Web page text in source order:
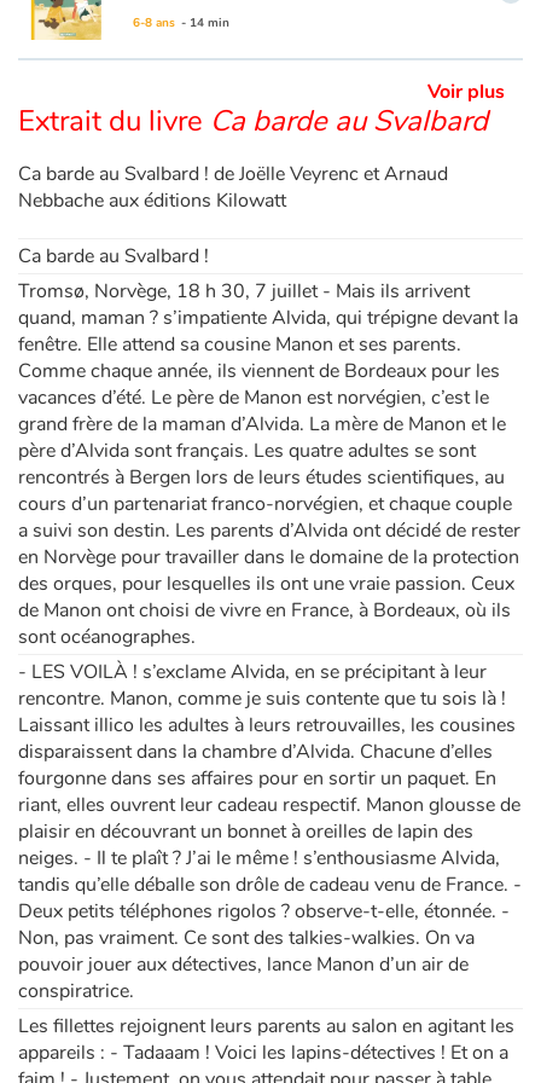
Apprendre les langues
Dyslexie, troubles de la lecture
Nos listes de lecture
Coups de coeur
6-8 ans - 14 min
Voir plus
Extrait du livre Ca barde au Svalbard
Ca barde au Svalbard ! de Joëlle Veyrenc et Arnaud
Nebbache aux éditions Kilowatt
Ca barde au Svalbard !
Tromsø, Norvège, 18 h 30, 7 juillet - Mais ils arrivent
quand, maman ? s’impatiente Alvida, qui trépigne devant la
fenêtre. Elle attend sa cousine Manon et ses parents.
Comme chaque année, ils viennent de Bordeaux pour les
vacances d’été. Le père de Manon est norvégien, c’est le
grand frère de la maman d’Alvida. La mère de Manon et le
père d’Alvida sont français. Les quatre adultes se sont
rencontrés à Bergen lors de leurs études scientifiques, au
cours d’un partenariat franco-norvégien, et chaque couple
a suivi son destin. Les parents d’Alvida ont décidé de rester
en Norvège pour travailler dans le domaine de la protection
des orques, pour lesquelles ils ont une vraie passion. Ceux
de Manon ont choisi de vivre en France, à Bordeaux, où ils
sont océanographes.
- LES VOILÀ ! s’exclame Alvida, en se précipitant à leur
rencontre. Manon, comme je suis contente que tu sois là !
Laissant illico les adultes à leurs retrouvailles, les cousines
disparaissent dans la chambre d’Alvida. Chacune d’elles
fourgonne dans ses affaires pour en sortir un paquet. En
riant, elles ouvrent leur cadeau respectif. Manon glousse de
plaisir en découvrant un bonnet à oreilles de lapin des
neiges. - Il te plaît ? J’ai le même ! s’enthousiasme Alvida,
tandis qu’elle déballe son drôle de cadeau venu de France. -
Deux petits téléphones rigolos ? observe-t-elle, étonnée. -
Non, pas vraiment. Ce sont des talkies-walkies. On va
pouvoir jouer aux détectives, lance Manon d’un air de
conspiratrice.
Les fillettes rejoignent leurs parents au salon en agitant les
appareils : - Tadaaam ! Voici les lapins-détectives ! Et on a